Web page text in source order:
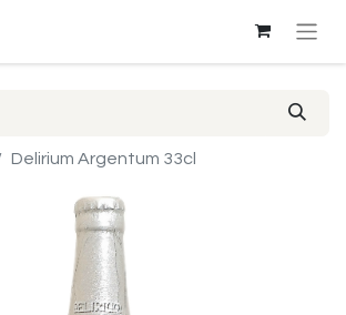
Delirium Argentum 33cl